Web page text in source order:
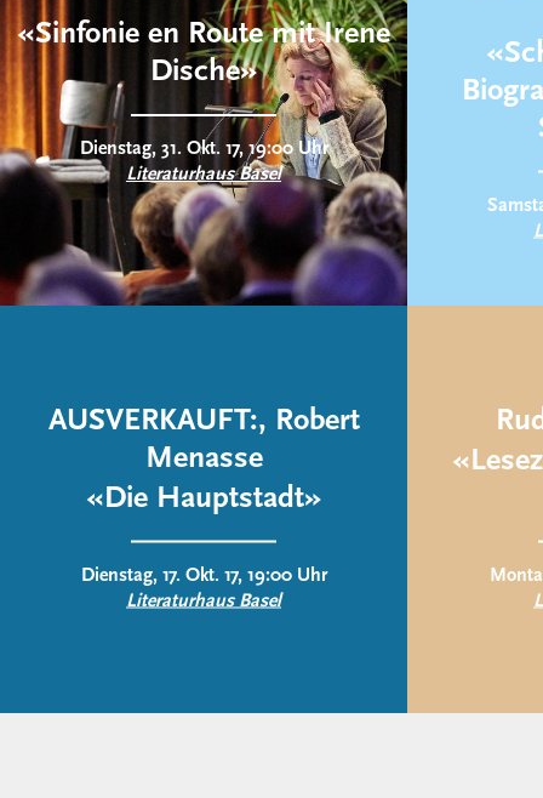
«Sinfonie en Route mit Irene
Dische»
Dienstag, 31. Okt. 17, 19:00 Uhr
Literaturhaus Basel
AUSVERKAUFT:, Robert
Menasse
«Die Hauptstadt»
Dienstag, 17. Okt. 17, 19:00 Uhr
Literaturhaus Basel